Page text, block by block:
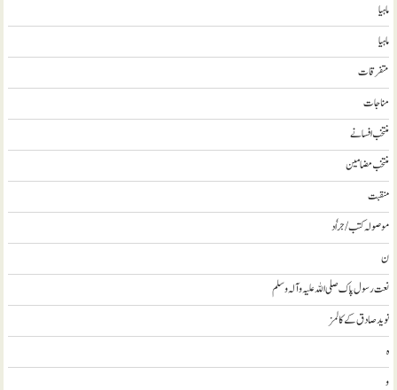
ماہیا
ماہیا
متفرقات
مناجات
منتخب افسانے
منتخب مضامين
منقبت
موصولہ کتب / جراٗد
ن
نعت رسول پاک صلی اللہ علیہ و آلہ وسلم
نويد صادق کے کالمز
ہ
و